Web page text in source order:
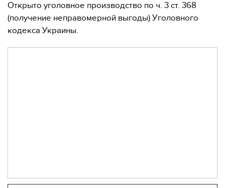
Открыто уголовное производство по ч. 3 ст. 368
(получение неправомерной выгоды) Уголовного
кодекса Украины.